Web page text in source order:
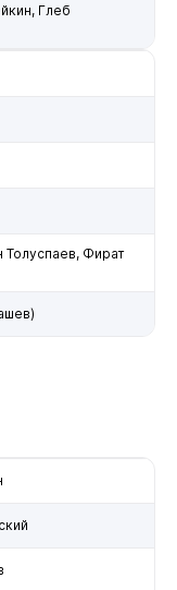
Глеб
Толуспаев, Фират